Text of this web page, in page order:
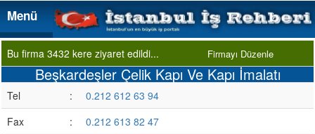
Menü
Menü
Bu firma 3432 kere ziyaret edildi... Firmayı Düzenle
Beşkardeşler Çelik Kapı Ve Kapı İmalatı
Tel :
0.212 612 63 94
Fax
:
0.212 613 82 47